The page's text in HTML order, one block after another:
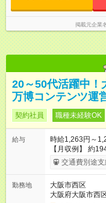
掲載元企業
20～50代活躍中！
万博コンテンツ運
契約社員 職種未経験OK
給与
時給1,263円～
【月収例】 約
場合） 【試用期間】試用期間あり 試用期間の長さ：2週間 雇用
形態、給与は本
交通費別途支
勤務地
大阪市西区
大阪府大阪市西